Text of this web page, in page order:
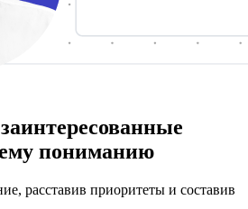
пониманию
расставив приоритеты и составив